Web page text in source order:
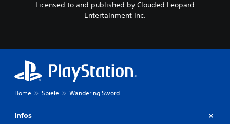
Licensed to and published by Clouded Leopard
Entertainment Inc.
Home Spiele Wandering Sword
Infos